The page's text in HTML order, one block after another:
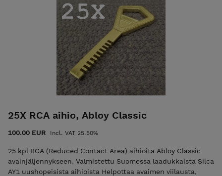
25X RCA aihio, Abloy Classic
100.00 EUR Incl. VAT 25.50%
25 kpl RCA (Reduced Contact Area) aihioita Abloy Classic
avainjäljennykseen. Valmistettu Suomessa laadukkaista Silca
AY1 uushopeisista aihioista Helpottaa avaimen viilausta,